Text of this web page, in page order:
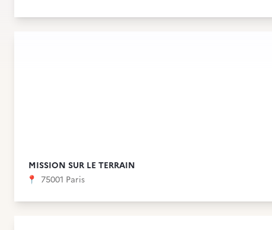
MISSION SUR LE TERRAIN
📍 75001 Paris